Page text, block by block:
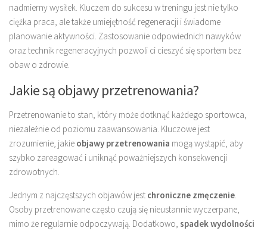
nadmierny wysiłek. Kluczem do sukcesu w treningu jest nie tylko
ciężka praca, ale także umiejętność regeneracji i świadome
planowanie aktywności. Zastosowanie odpowiednich nawyków
oraz technik regeneracyjnych pozwoli ci cieszyć się sportem bez
obaw o zdrowie.
Jakie są objawy przetrenowania?
Przetrenowanie to stan, który może dotknąć każdego sportowca,
niezależnie od poziomu zaawansowania. Kluczowe jest
zrozumienie, jakie objawy przetrenowania mogą wystąpić, aby
szybko zareagować i uniknąć poważniejszych konsekwencji
zdrowotnych.
Jednym z najczęstszych objawów jest chroniczne zmęczenie.
Osoby przetrenowane często czują się nieustannie wyczerpane,
mimo że regularnie odpoczywają. Dodatkowo, spadek wydolności